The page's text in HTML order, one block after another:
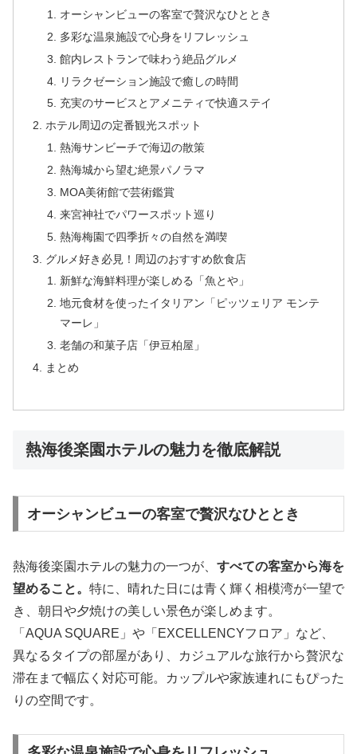
オーシャンビューの客室で贅沢なひととき
多彩な温泉施設で心身をリフレッシュ
館内レストランで味わう絶品グルメ
リラクゼーション施設で癒しの時間
充実のサービスとアメニティで快適ステイ
ホテル周辺の定番観光スポット
熱海サンビーチで海辺の散策
熱海城から望む絶景パノラマ
MOA美術館で芸術鑑賞
来宮神社でパワースポット巡り
熱海梅園で四季折々の自然を満喫
グルメ好き必見！周辺のおすすめ飲食店
新鮮な海鮮料理が楽しめる「魚とや」
地元食材を使ったイタリアン「ピッツェリア モンテ
マーレ」
老舗の和菓子店「伊豆柏屋」
まとめ
熱海後楽園ホテルの魅力を徹底解説
オーシャンビューの客室で贅沢なひととき
熱海後楽園ホテルの魅力の一つが、 すべての客室から海を
望めること。 特に、晴れた日には青く輝く相模湾が一望で
き、朝日や夕焼けの美しい景色が楽しめます。
「AQUA SQUARE」や「EXCELLENCYフロア」など、
異なるタイプの部屋があり、カジュアルな旅行から贅沢な
滞在まで幅広く対応可能。カップルや家族連れにもぴった
りの空間です。